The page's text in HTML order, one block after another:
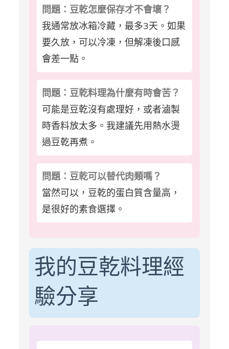
問題：豆乾怎麼保存才不會壞？
我通常放冰箱冷藏，最多3天。如果
要久放，可以冷凍，但解凍後口感
會差一點。
問題：豆乾料理為什麼有時會苦？
可能是豆乾沒有處理好，或者滷製
時香料放太多。我建議先用熱水燙
過豆乾再煮。
問題：豆乾可以替代肉類嗎？
當然可以，豆乾的蛋白質含量高，
是很好的素食選擇。
我的豆乾料理經
驗分享